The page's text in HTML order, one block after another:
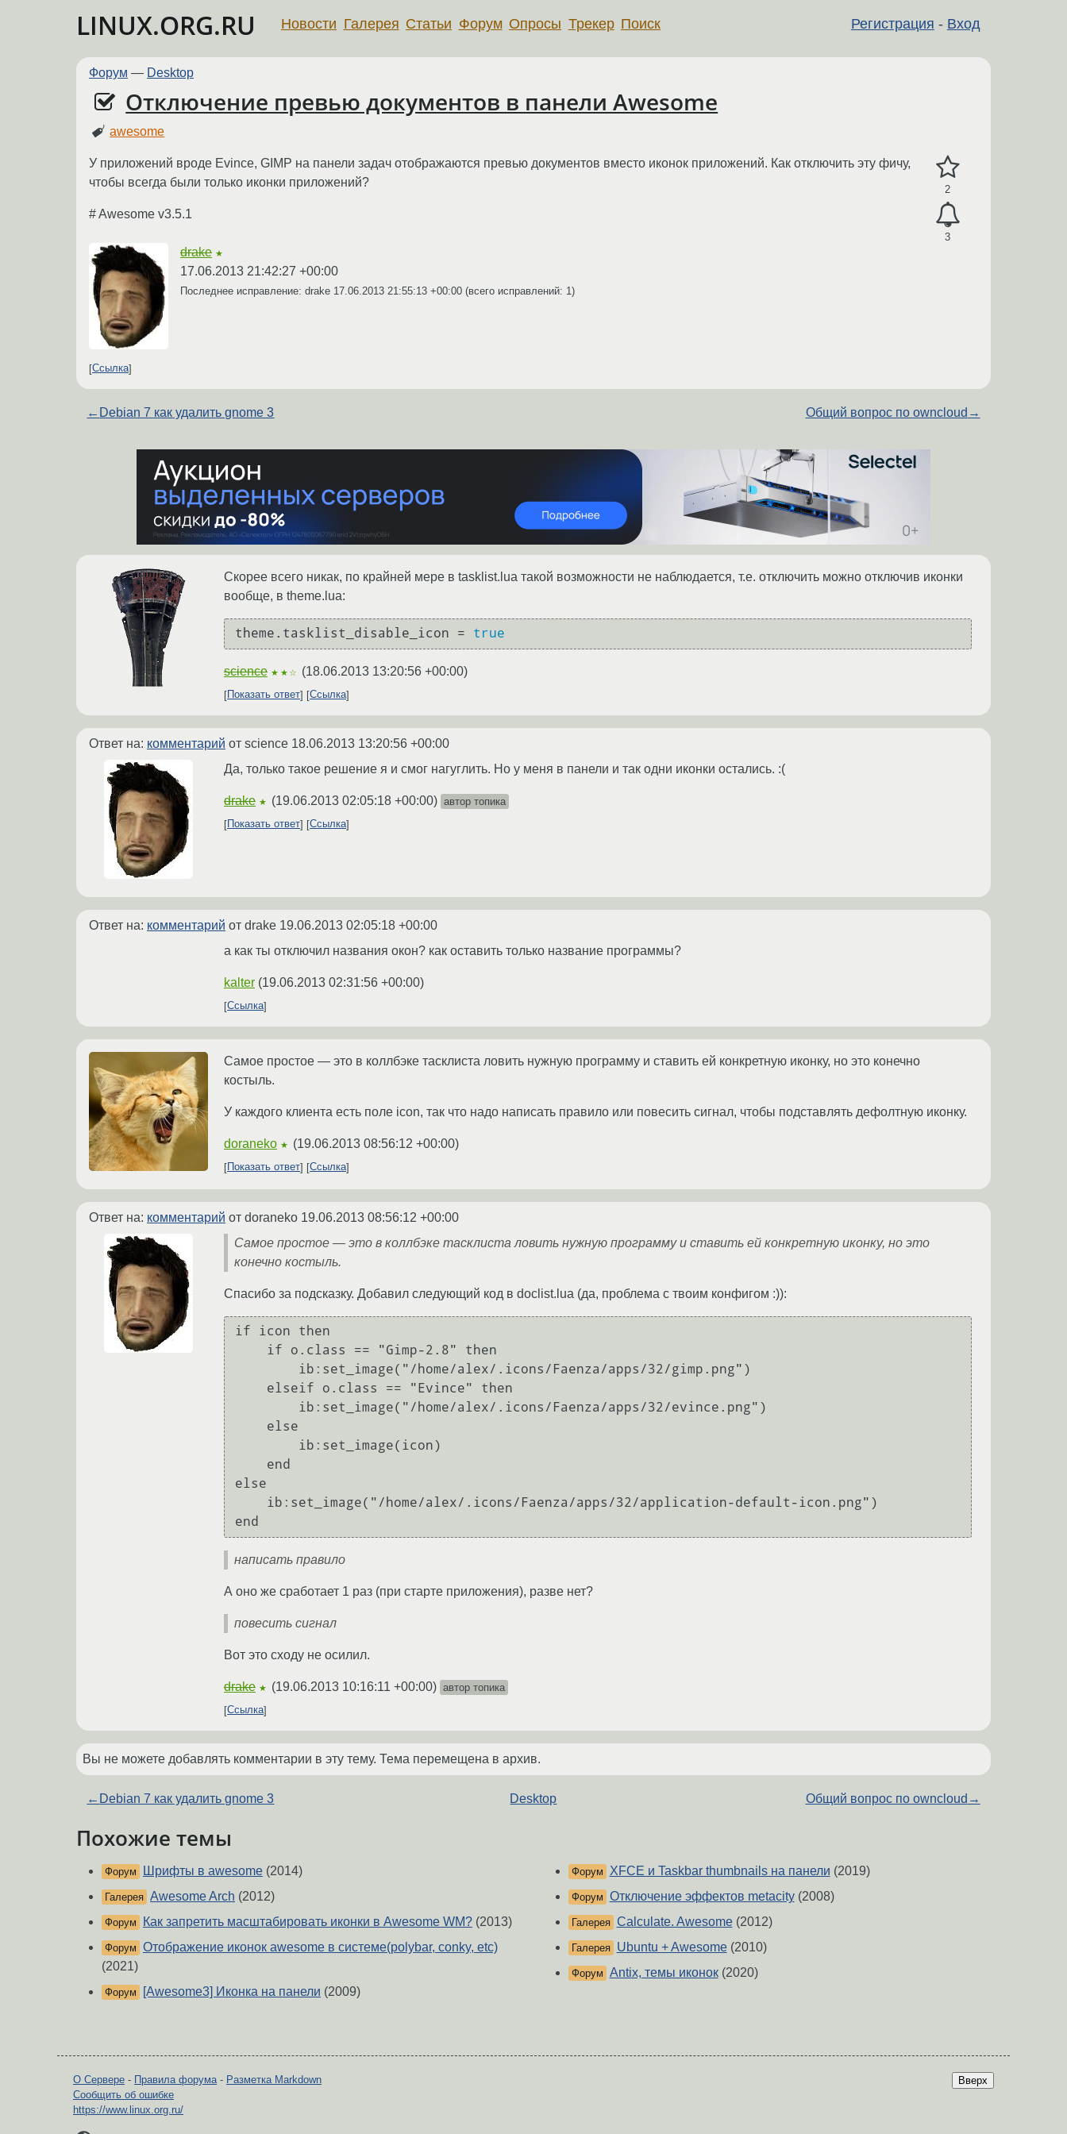
LINUX.ORG.RU Регистрация - Вход
Новости Галерея Статьи Форум Опросы Трекер Поиск
Форум — Desktop
Отключение превью документов в панели Awesome
awesome
2
3
У приложений вроде Evince, GIMP на панели задач отображаются превью документов вместо иконок приложений. Как отключить эту фичу,
чтобы всегда были только иконки приложений?
# Awesome v3.5.1
drake ★
17.06.2013 21:42:27 +00:00
Последнее исправление: drake 17.06.2013 21:55:13 +00:00 (всего исправлений: 1)
Ссылка
← Debian 7 как удалить gnome 3 Общий вопрос по owncloud →
Скорее всего никак, по крайней мере в tasklist.lua такой возможности не наблюдается, т.е. отключить можно отключив иконки
вообще, в theme.lua:
theme.tasklist_disable_icon = true
science ★★☆ (18.06.2013 13:20:56 +00:00)
Показать ответ Ссылка
Ответ на: комментарий от science 18.06.2013 13:20:56 +00:00
Да, только такое решение я и смог нагуглить. Но у меня в панели и так одни иконки остались. :(
drake ★ (19.06.2013 02:05:18 +00:00) автор топика
Показать ответ
Ссылка
Ответ на: комментарий от drake 19.06.2013 02:05:18 +00:00
а как ты отключил названия окон? как оставить только название программы?
kalter (19.06.2013 02:31:56 +00:00)
Ссылка
Самое простое — это в коллбэке тасклиста ловить нужную программу и ставить ей конкретную иконку, но это конечно
костыль.
У каждого клиента есть поле icon, так что надо написать правило или повесить сигнал, чтобы подставлять дефолтную иконку.
doraneko ★ (19.06.2013 08:56:12 +00:00)
Показать ответ Ссылка
Ответ на: комментарий от doraneko 19.06.2013 08:56:12 +00:00
Самое простое — это в коллбэке тасклиста ловить нужную программу и ставить ей конкретную иконку, но это
конечно костыль.
Спасибо за подсказку. Добавил следующий код в doclist.lua (да, проблема с твоим конфигом :)):
if icon then
else
написать правило
А оно же сработает 1 раз (при старте приложения), разве нет?
повесить сигнал
Вот это сходу не осилил.
drake ★ (19.06.2013 10:16:11 +00:00) автор топика
Ссылка
Вы не можете добавлять комментарии в эту тему. Тема перемещена в архив.
← Debian 7 как удалить gnome 3 Desktop Общий вопрос по owncloud →
Похожие темы
Форум Шрифты в awesome (2014)
Галерея Awesome Arch (2012)
Форум Как запретить масштабировать иконки в Awesome WM? (2013)
Форум Отображение иконок awesome в системе(polybar, conky, etc)
(2021)
Форум [Awesome3] Иконка на панели (2009)
Форум XFCE и Taskbar thumbnails на панели (2019)
Форум Отключение эффектов metacity(2008)
Галерея Calculate. Awesome(2012)
Галерея Ubuntu + Awesome(2010)
Форум Antix, темы иконок(2020)
Вверх
О Сервере - Правила форума- Разметка Markdown
Сообщить об ошибке
https://www.linux.org.ru/